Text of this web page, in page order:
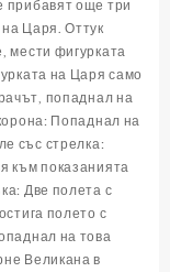
прибавят още три
Царя. Оттук
мести фигурката
на Царя само
попаднал на
Попаднал на
със стрелка:
към показанията
Две полета с
полето с
на това
Великана в